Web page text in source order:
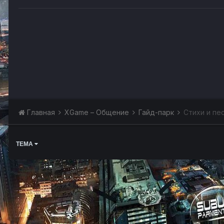
Главная XGame – Общение Гайд-парк Стихи и
ТЕМА